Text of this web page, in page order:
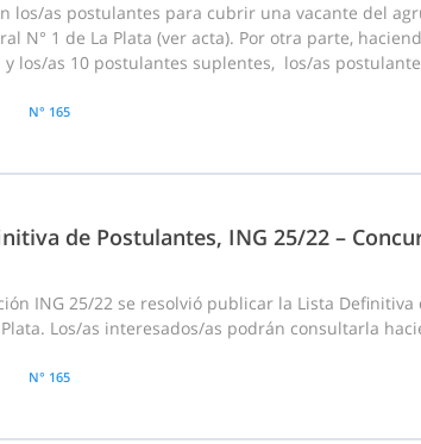
los/as postulantes para cubrir una vacante del
N° 1 de La Plata (ver acta). Por otra parte,
los/as 10 postulantes suplentes, los/as
N° 165
de Postulantes, ING 25/22 –
ING 25/22 se resolvió publicar la Lista
Los/as interesados/as podrán consultarla
N° 165